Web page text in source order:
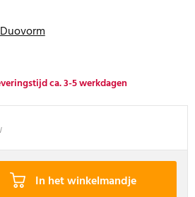
Duovorm
ca. 3-5 werkdagen
In het winkelmandje